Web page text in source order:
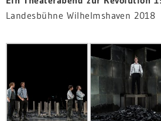
Landesbühne Wilhelmshaven 2018